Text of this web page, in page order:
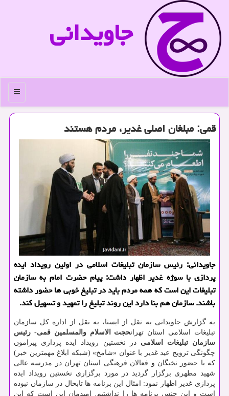
جاویدانی
منو
قمی: مبلغان اصلی غدیر، مردم هستند
جاویدانی: رئیس سازمان تبلیغات اسلامی در اولین رویداد ایده
پردازی با سوژه غدیر اظهار داشت: پیام حضرت امام به سازمان
تبلیغات این است كه همه مردم باید در تبلیغ خوبی ها حضور داشته
باشند. سازمان هم بنا دارد این روند تبلیغ را تمهید و تسهیل كند.
به گزارش جاویدانی به نقل از ایسنا، به نقل از اداره كل سازمان
تبلیغات اسلامی استان تهرانحجت الاسلام والمسلمین قمی- رئیس
سازمان تبلیغات اسلامی در نخستین رویداد ایده پردازی پیرامون
چگونگی ترویج عید غدیر با عنوان «شامخ» (شبكه ابلاغ مهمترین خبر)
كه با حضور نخبگان و فعالان فرهنگی استان تهران در مدرسه عالی
شهید مطهری برگزار گردید در مورد برگزاری نخستین رویداد ایده
پردازی غدیر اظهار نمود: امثال این برنامه ها تابحال در سازمان نبوده
است و این جنس برنامه ها را نداشتیم. امیدمان این است كه این